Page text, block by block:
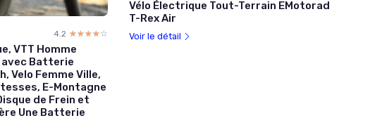
4.2 ☆☆☆☆☆
★★★★★
VTT Homme
avec Batterie
Velo Femme Ville,
E-Montagne
de Frein et
Une Batterie
Vélo Électrique Tout-Terrain EMotorad
T-Rex Air
Voir le détail